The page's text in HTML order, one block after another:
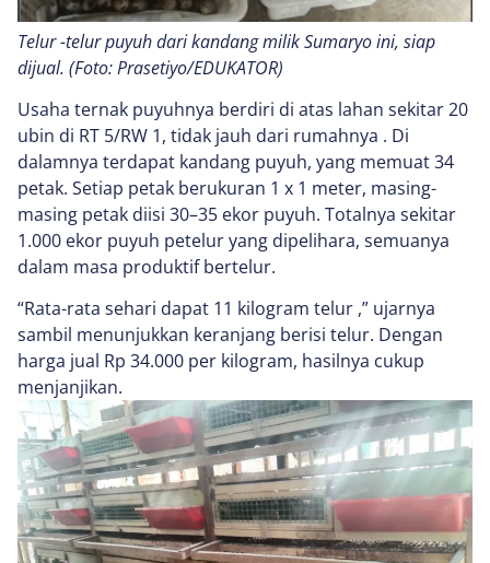
Telur -telur puyuh dari kandang milik Sumaryo ini, siap
dijual. (Foto: Prasetiyo/EDUKATOR)
Usaha ternak puyuhnya berdiri di atas lahan sekitar 20
ubin di RT 5/RW 1, tidak jauh dari rumahnya . Di
dalamnya terdapat kandang puyuh, yang memuat 34
petak. Setiap petak berukuran 1 x 1 meter, masing-
masing petak diisi 30–35 ekor puyuh. Totalnya sekitar
1.000 ekor puyuh petelur yang dipelihara, semuanya
dalam masa produktif bertelur.
“Rata-rata sehari dapat 11 kilogram telur ,” ujarnya
sambil menunjukkan keranjang berisi telur. Dengan
harga jual Rp 34.000 per kilogram, hasilnya cukup
menjanjikan.